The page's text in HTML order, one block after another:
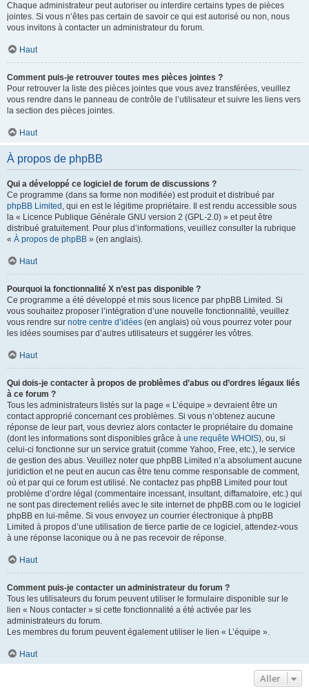
Chaque administrateur peut autoriser ou interdire certains types de pièces
jointes. Si vous n’êtes pas certain de savoir ce qui est autorisé ou non, nous
vous invitons à contacter un administrateur du forum.
Haut
Comment puis-je retrouver toutes mes pièces jointes ?
Pour retrouver la liste des pièces jointes que vous avez transférées, veuillez
vous rendre dans le panneau de contrôle de l’utilisateur et suivre les liens vers
la section des pièces jointes.
Haut
À propos de phpBB
Qui a développé ce logiciel de forum de discussions ?
Ce programme (dans sa forme non modifiée) est produit et distribué par
phpBB Limited , qui en est le légitime propriétaire. Il est rendu accessible sous
la « Licence Publique Générale GNU version 2 (GPL-2.0) » et peut être
distribué gratuitement. Pour plus d’informations, veuillez consulter la rubrique
« À propos de phpBB » (en anglais).
Haut
Pourquoi la fonctionnalité X n’est pas disponible ?
Ce programme a été développé et mis sous licence par phpBB Limited. Si
vous souhaitez proposer l’intégration d’une nouvelle fonctionnalité, veuillez
vous rendre sur notre centre d’idées (en anglais) où vous pourrez voter pour
les idées soumises par d’autres utilisateurs et suggérer les vôtres.
Haut
Qui dois-je contacter à propos de problèmes d’abus ou d’ordres légaux liés
à ce forum ?
Tous les administrateurs listés sur la page « L’équipe » devraient être un
contact approprié concernant ces problèmes. Si vous n’obtenez aucune
réponse de leur part, vous devriez alors contacter le propriétaire du domaine
(dont les informations sont disponibles grâce à une requête WHOIS), ou, si
celui-ci fonctionne sur un service gratuit (comme Yahoo, Free, etc.), le service
de gestion des abus. Veuillez noter que phpBB Limited n’a absolument aucune
juridiction et ne peut en aucun cas être tenu comme responsable de comment,
où et par qui ce forum est utilisé. Ne contactez pas phpBB Limited pour tout
problème d’ordre légal (commentaire incessant, insultant, diffamatoire, etc.) qui
ne sont pas directement reliés avec le site internet de phpBB.com ou le logiciel
phpBB en lui-même. Si vous envoyez un courrier électronique à phpBB
Limited à propos d’une utilisation de tierce partie de ce logiciel, attendez-vous
à une réponse laconique ou à ne pas recevoir de réponse.
Haut
Comment puis-je contacter un administrateur du forum ?
Tous les utilisateurs du forum peuvent utiliser le formulaire disponible sur le
lien « Nous contacter » si cette fonctionnalité a été activée par les
administrateurs du forum.
Les membres du forum peuvent également utiliser le lien « L’équipe ».
Haut
Aller